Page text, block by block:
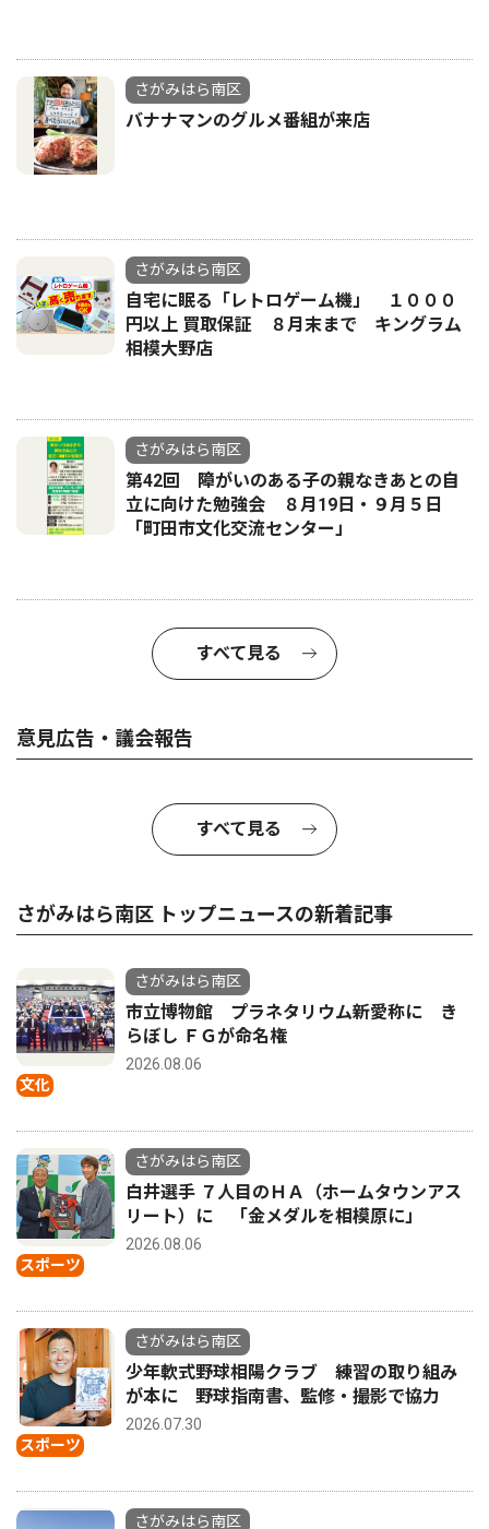
さがみはら南区
バナナマンのグルメ番組が来店
さがみはら南区
自宅に眠る「レトロゲーム機」 １０００
円以上 買取保証 ８月末まで キングラム
相模大野店
さがみはら南区
第42回 障がいのある子の親なきあとの自
立に向けた勉強会 ８月19日・９月５日
「町田市文化交流センター」
すべて見る
意見広告・議会報告
すべて見る
さがみはら南区 トップニュースの新着記事
文化
さがみはら南区
市立博物館 プラネタリウム新愛称に き
らぼし ＦＧが命名権
2026.08.06
スポーツ
さがみはら南区
白井選手 ７人目のＨＡ（ホームタウンアス
リート）に 「金メダルを相模原に」
2026.08.06
スポーツ
さがみはら南区
少年軟式野球相陽クラブ 練習の取り組み
が本に 野球指南書、監修・撮影で協力
2026.07.30
さがみはら南区